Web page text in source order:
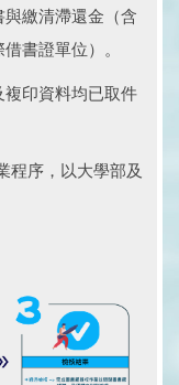
繳清滯還金（含
書證單位）。
印資料均已取件
程序，以大學部及